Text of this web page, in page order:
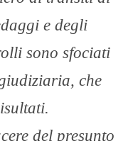
e degli
sono sfociati
che
del presunto